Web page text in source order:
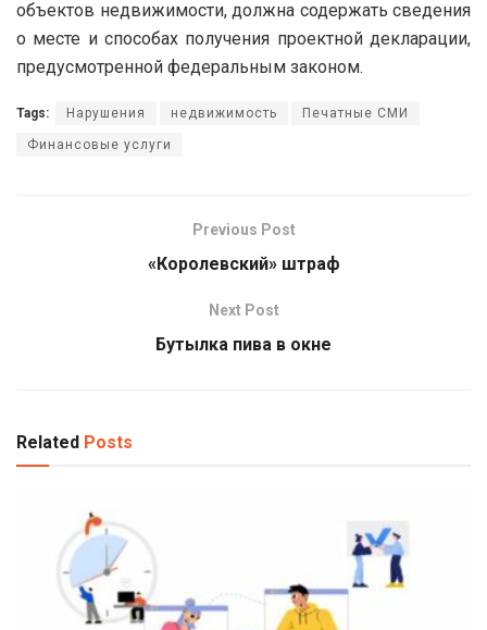
объектов недвижимости, должна содержать сведения
о месте и способах получения проектной декларации,
предусмотренной федеральным законом.
Tags: Нарушения недвижимость Печатные СМИ
Финансовые услуги
Previous Post
«Королевский» штраф
Next Post
Бутылка пива в окне
Related Posts